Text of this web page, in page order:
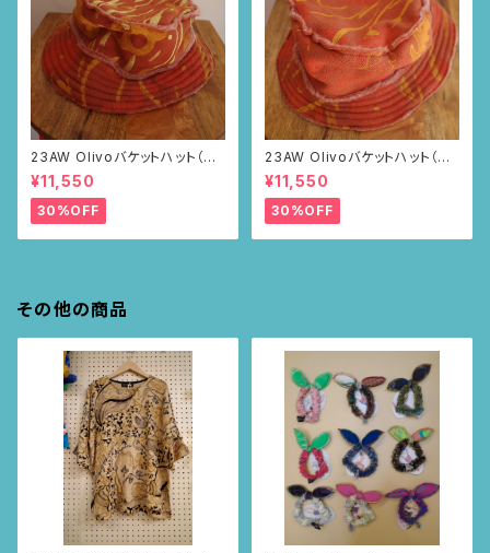
23AW Olivoバケットハット（ブ
ラウン・ポピー柄）
¥11,550
30%OFF
23AW Olivoバケットハット（ブ
ラウン・ポピー柄）
¥11,550
30%OFF
その他の商品